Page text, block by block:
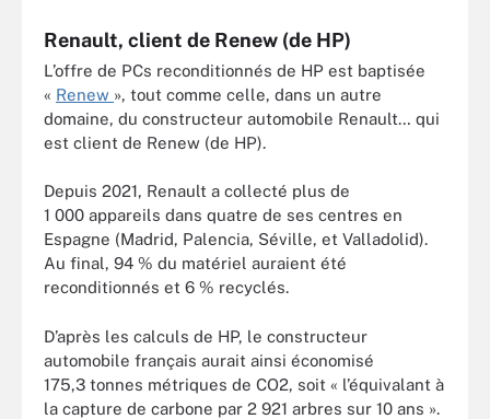
Renault, client de Renew (de HP)
L’offre de PCs reconditionnés de HP est baptisée
« Renew », tout comme celle, dans un autre
domaine, du constructeur automobile Renault… qui
est client de Renew (de HP).
Depuis 2021, Renault a collecté plus de
1 000 appareils dans quatre de ses centres en
Espagne (Madrid, Palencia, Séville, et Valladolid).
Au final, 94 % du matériel auraient été
reconditionnés et 6 % recyclés.
D’après les calculs de HP, le constructeur
automobile français aurait ainsi économisé
175,3 tonnes métriques de CO2, soit « l’équivalant à
la capture de carbone par 2 921 arbres sur 10 ans ».